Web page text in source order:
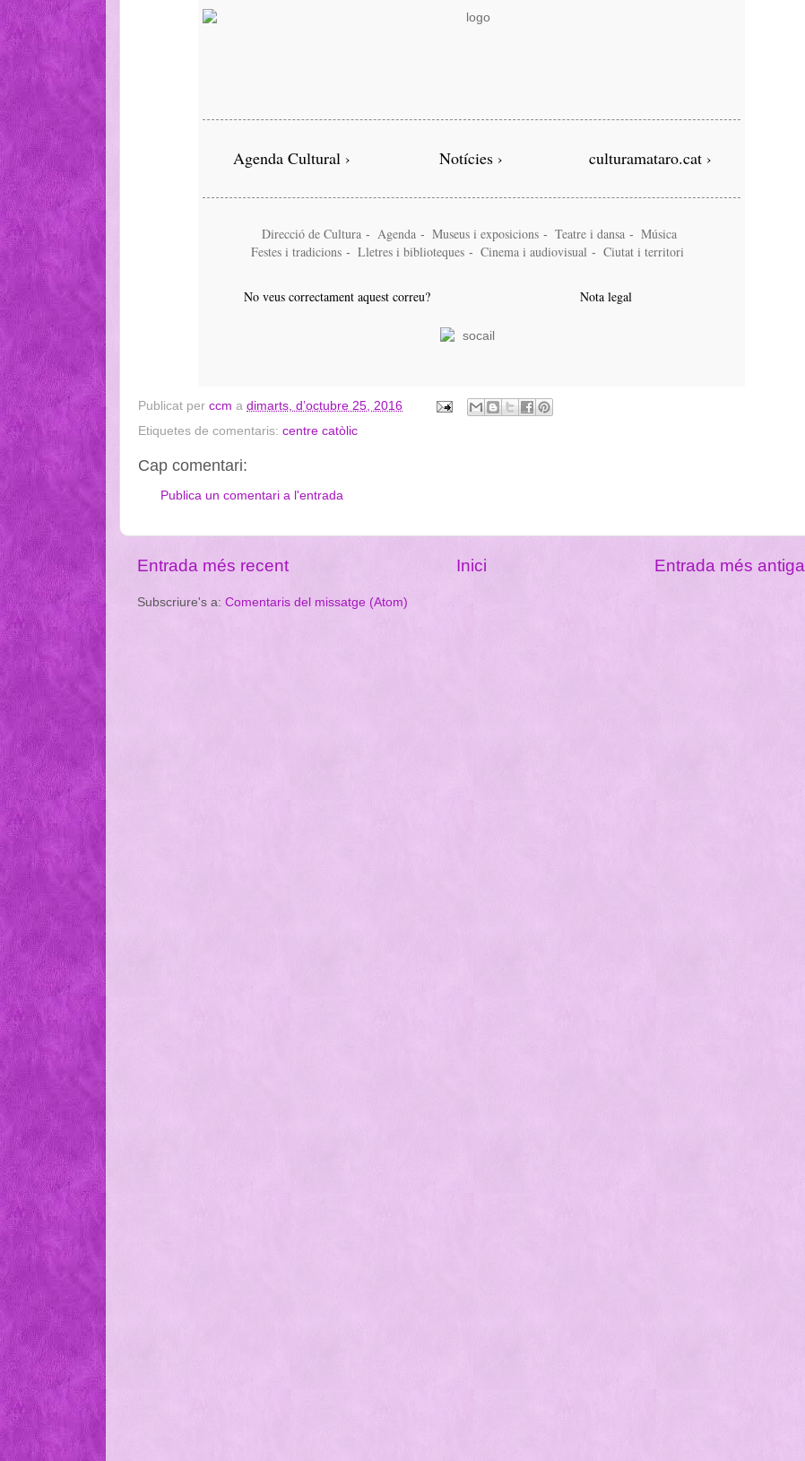
Agenda Cultural › Notícies › culturamataro.cat ›
Direcció de Cultura - Agenda - Museus i exposicions - Teatre i dansa - Música
Festes i tradicions - Lletres i biblioteques - Cinema i audiovisual - Ciutat i territori
No veus correctament aquest correu? Nota legal
Publicat per ccm a dimarts, d’octubre 25, 2016
Etiquetes de comentaris: centre catòlic
Cap comentari:
Publica un comentari a l'entrada
Entrada més recent Entrada més antiga
Inici
Subscriure's a: Comentaris del missatge (Atom)